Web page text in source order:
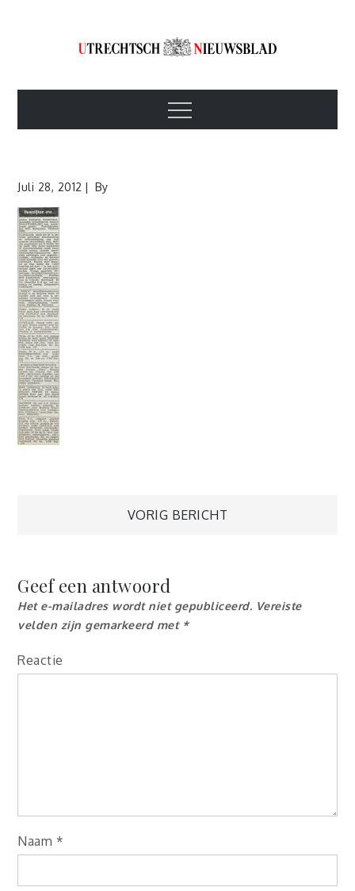
Utrechtsch
Nieuwsblad
1893-1967
Menu
Juli 28, 2012 By
Berichtnavigatie
VORIG BERICHT
Geef een antwoord
Het e-mailadres wordt niet gepubliceerd. Vereiste
velden zijn gemarkeerd met *
Reactie
Naam *